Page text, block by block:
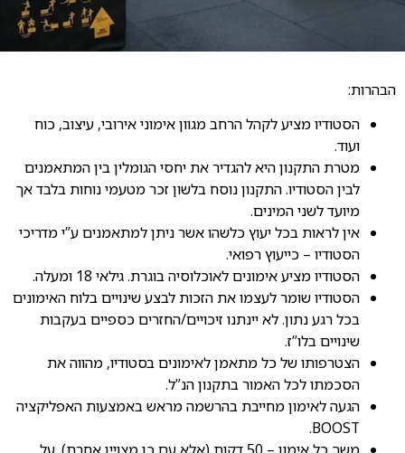
הבהרות:
הסטודיו מציע לקהל הרחב מגוון אימוני אירובי, עיצוב, כוח
ועוד.
מטרת התקנון היא להגדיר את יחסי הגומלין בין המתאמנים
לבין הסטודיו. התקנון נוסח בלשון זכר מטעמי נוחות בלבד אך
מיועד לשני המינים.
אין לראות בכל יעוץ כלשהו אשר ניתן למתאמנים ע”י מדריכי
הסטודיו – כייעוץ רפואי.
הסטודיו מציע אימונים לאוכלוסיה בוגרת. גילאי 18 ומעלה.
הסטודיו שומר לעצמו את הזכות לבצע שינויים בלוח האימונים
בכל רגע נתון. לא יינתנו זיכויים/החזרים כספיים בעקבות
שינויים בלו”ז.
הצטרפותו של כל מתאמן לאימונים בסטודיו, מהווה את
הסכמתו לכל האמור בתקנון הנ”ל.
הגעה לאימון מחייבת בהרשמה מראש באמצעות האפליקציה
BOOST.